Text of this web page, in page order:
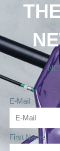
E-Mail
First Name